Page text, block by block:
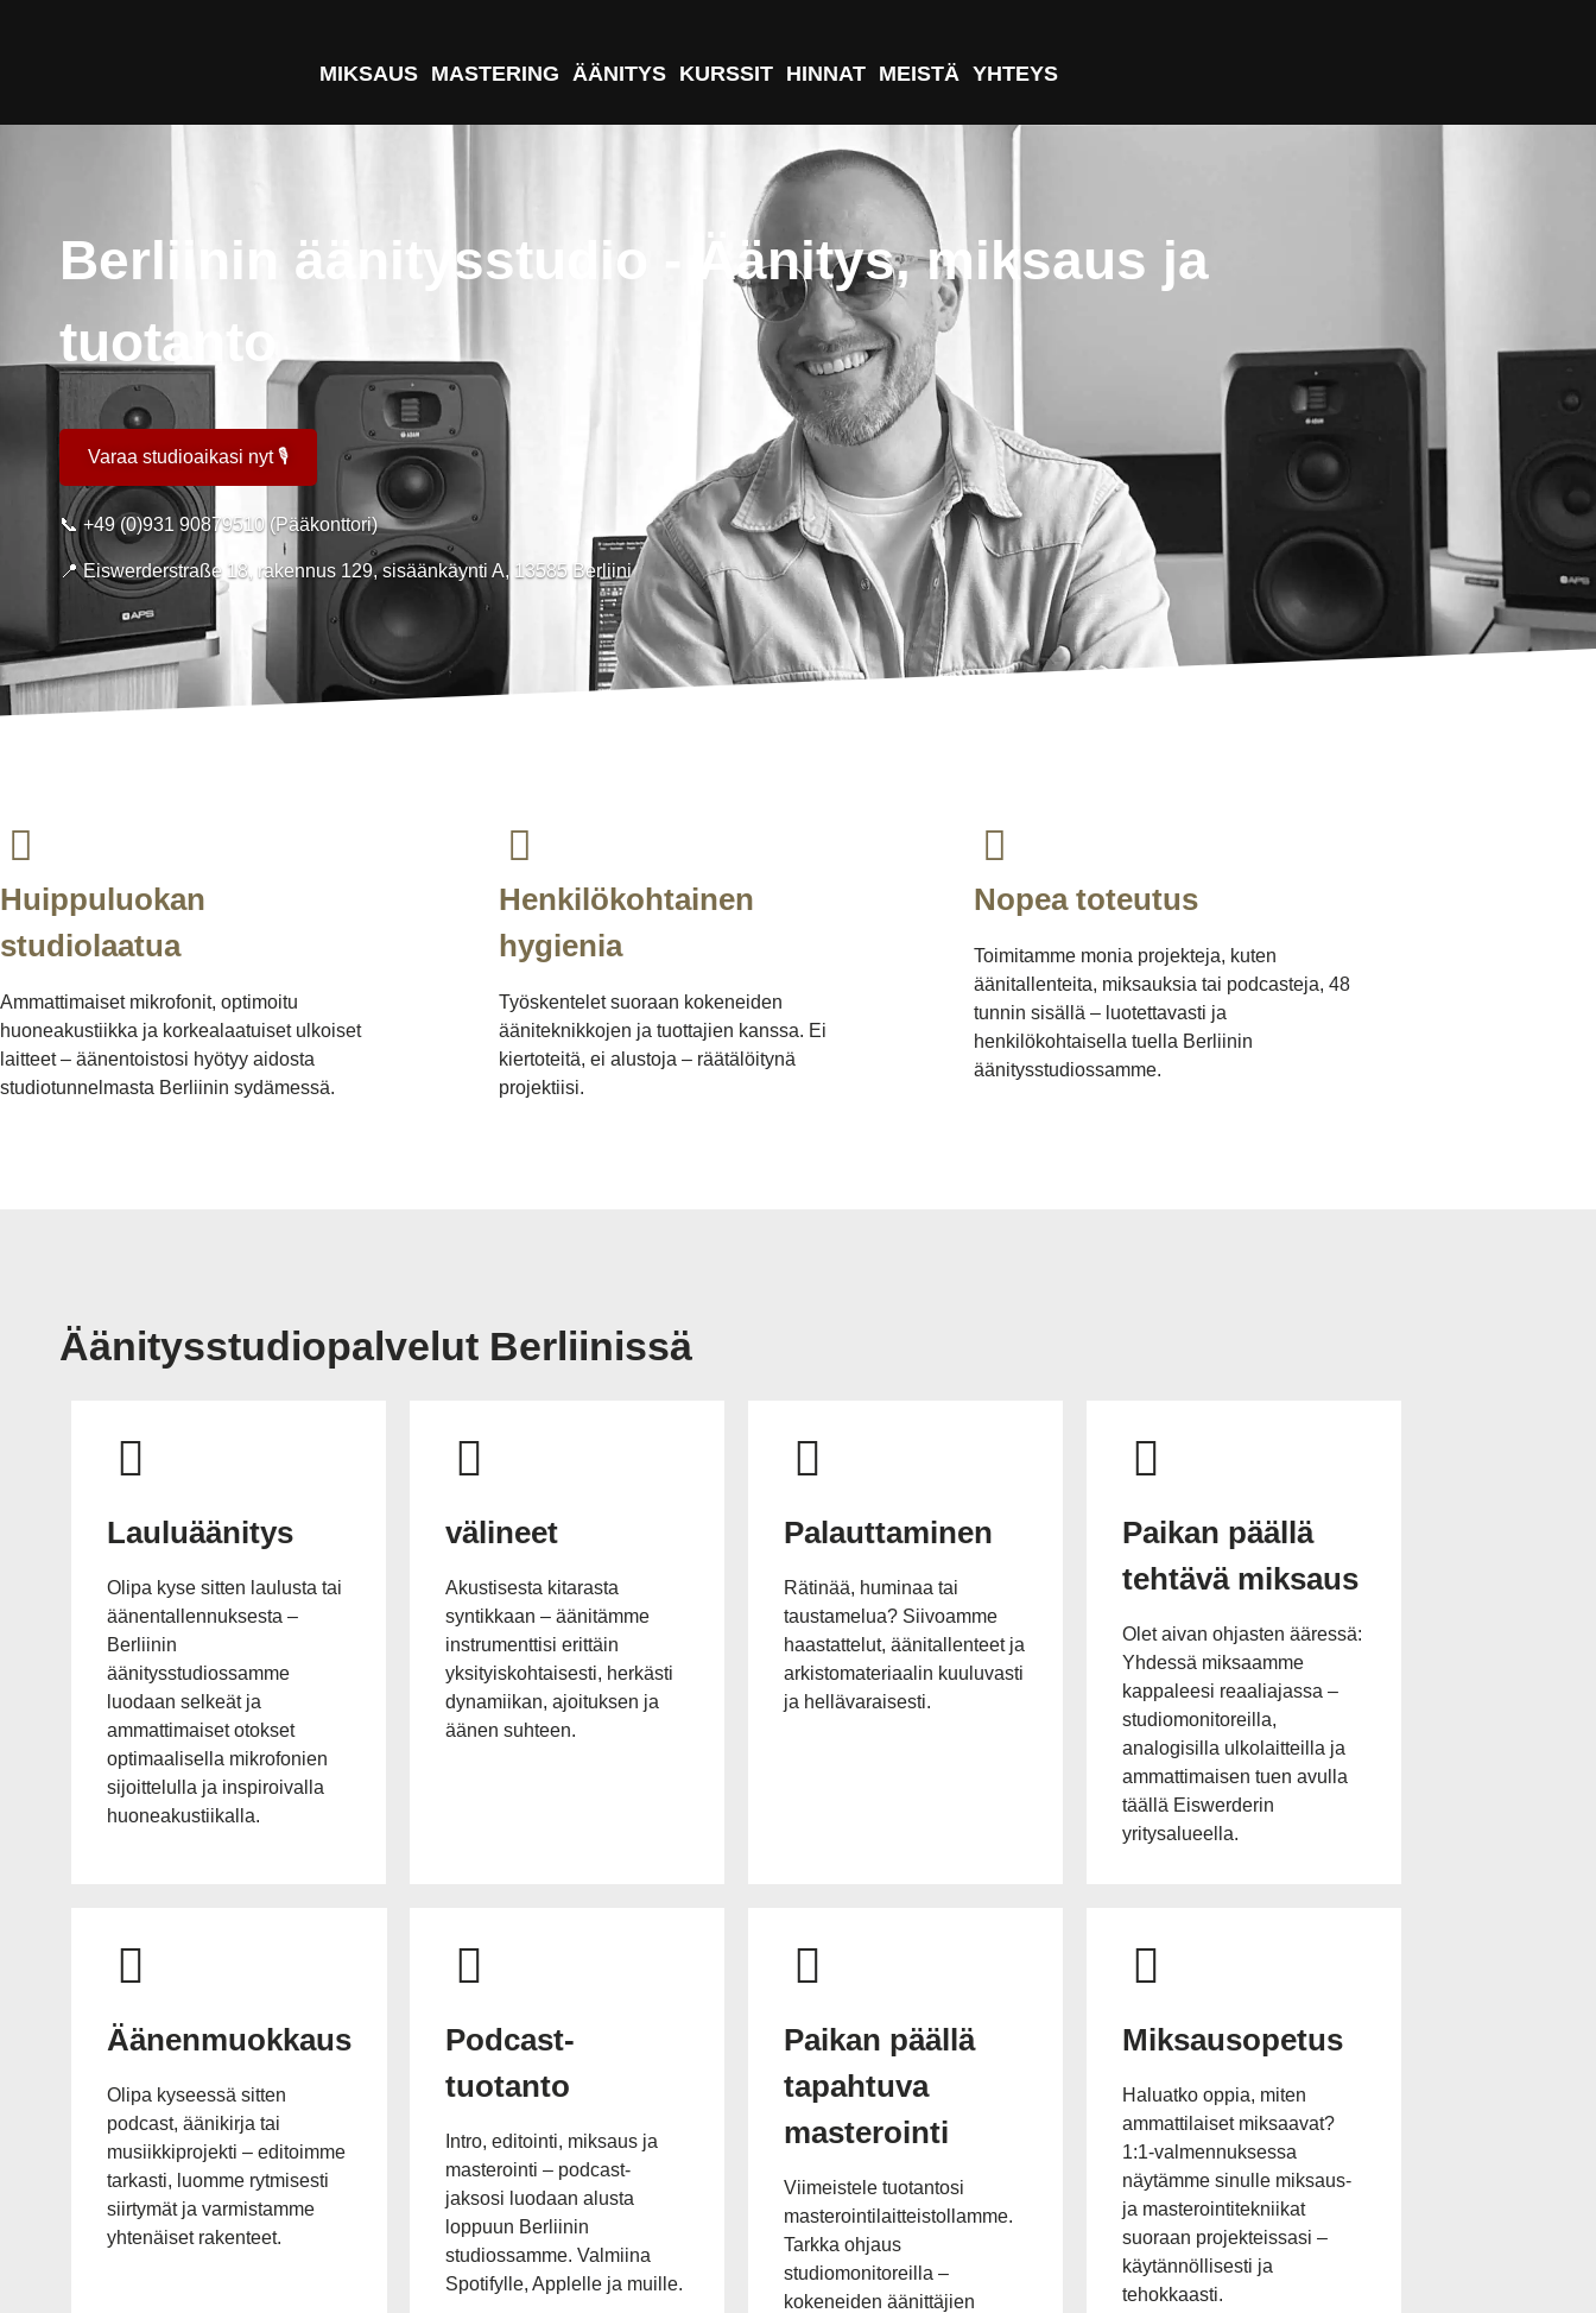
MIKSAUS MASTERING ÄÄNITYS KURSSIT HINNAT MEISTÄ YHTEYS
Berliinin äänitysstudio - Äänitys, miksaus ja
tuotanto
Varaa studioaikasi nyt 🎙️
📞+49 (0)931 90879510 (Pääkonttori)
📍Eiswerderstraße 18, rakennus 129, sisäänkäynti A, 13585 Berliini
Huippuluokan
studiolaatua
Ammattimaiset mikrofonit, optimoitu
huoneakustiikka ja korkealaatuiset ulkoiset
laitteet – äänentoistosi hyötyy aidosta
studiotunnelmasta Berliinin sydämessä.
Henkilökohtainen
hygienia
Työskentelet suoraan kokeneiden
ääniteknikkojen ja tuottajien kanssa. Ei
kiertoteitä, ei alustoja – räätälöitynä
projektiisi.
Nopea toteutus
Toimitamme monia projekteja, kuten
äänitallenteita, miksauksia tai podcasteja, 48
tunnin sisällä – luotettavasti ja
henkilökohtaisella tuella Berliinin
äänitysstudiossamme.
Äänitysstudiopalvelut Berliinissä
Lauluäänitys
Olipa kyse sitten laulusta tai
äänentallennuksesta –
Berliinin
äänitysstudiossamme
luodaan selkeät ja
ammattimaiset otokset
optimaalisella mikrofonien
sijoittelulla ja inspiroivalla
huoneakustiikalla.
välineet
Akustisesta kitarasta
syntikkaan – äänitämme
instrumenttisi erittäin
yksityiskohtaisesti, herkästi
dynamiikan, ajoituksen ja
äänen suhteen.
Palauttaminen
Rätinää, huminaa tai
taustamelua? Siivoamme
haastattelut, äänitallenteet ja
arkistomateriaalin kuuluvasti
ja hellävaraisesti.
Paikan päällä
tehtävä miksaus
Olet aivan ohjasten ääressä:
Yhdessä miksaamme
kappaleesi reaaliajassa –
studiomonitoreilla,
analogisilla ulkolaitteilla ja
ammattimaisen tuen avulla
täällä Eiswerderin
yritysalueella.
Äänenmuokkaus
Olipa kyseessä sitten
podcast, äänikirja tai
musiikkiprojekti – editoimme
tarkasti, luomme rytmisesti
siirtymät ja varmistamme
yhtenäiset rakenteet.
Podcast-
tuotanto
Intro, editointi, miksaus ja
masterointi – podcast-
jaksosi luodaan alusta
loppuun Berliinin
studiossamme. Valmiina
Spotifylle, Applelle ja muille.
Paikan päällä
tapahtuva
masterointi
Viimeistele tuotantosi
masterointilaitteistollamme.
Tarkka ohjaus
studiomonitoreilla –
kokeneiden äänittäjien
Miksausopetus
Haluatko oppia, miten
ammattilaiset miksaavat?
1:1-valmennuksessa
näytämme sinulle miksaus-
ja masterointitekniikat
suoraan projekteissasi –
käytännöllisesti ja
tehokkaasti.